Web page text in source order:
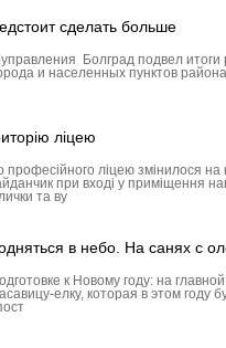
сделать больше
Болград подвел
и населенных пунктов
ліцею
професійного ліцею змінилося
при вході у приміщення
та ву
в небо. На санях с
к Новому году: на
елку, которая в этом году